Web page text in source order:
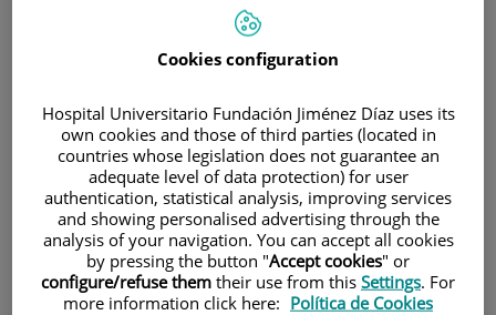
Pacientes y visitantes
Cookies configuration
Hospital Universitario Fundación Jiménez Díaz uses its
own cookies and those of third parties (located in
countries whose legislation does not guarantee an
adequate level of data protection) for user
authentication, statistical analysis, improving services
and showing personalised advertising through the
analysis of your navigation. You can accept all cookies
by pressing the button "Accept cookies" or
configure/refuse them their use from this Settings. For
more information click here: Política de Cookies